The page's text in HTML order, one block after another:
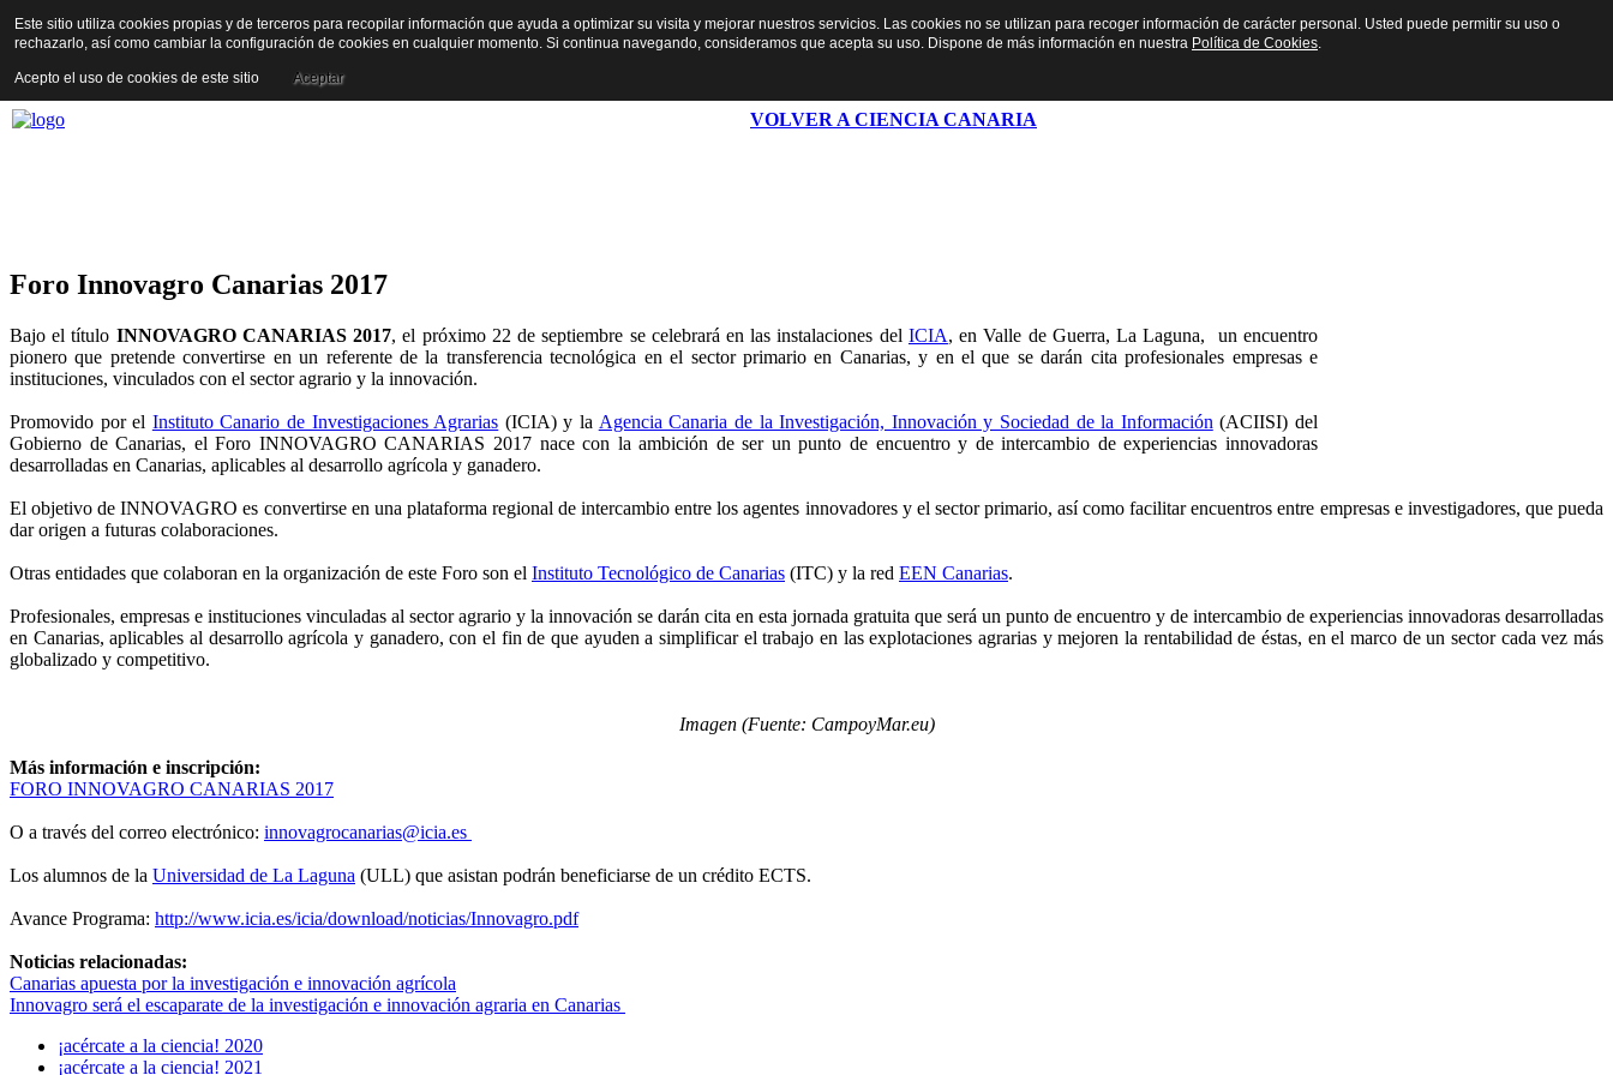
VOLVER A CIENCIA CANARIA
Foro Innovagro Canarias 2017
Bajo el título INNOVAGRO CANARIAS 2017, el próximo 22 de septiembre se celebrará en las instalaciones del ICIA, en Valle de Guerra, La Laguna, un encuentro
pionero que pretende convertirse en un referente de la transferencia tecnológica en el sector primario en Canarias, y en el que se darán cita profesionales empresas e
instituciones, vinculados con el sector agrario y la innovación.
Promovido por el Instituto Canario de Investigaciones Agrarias (ICIA) y la Agencia Canaria de la Investigación, Innovación y Sociedad de la Información (ACIISI) del
Gobierno de Canarias, el Foro INNOVAGRO CANARIAS 2017 nace con la ambición de ser un punto de encuentro y de intercambio de experiencias innovadoras
desarrolladas en Canarias, aplicables al desarrollo agrícola y ganadero.
El objetivo de INNOVAGRO es convertirse en una plataforma regional de intercambio entre los agentes innovadores y el sector primario, así como facilitar encuentros entre empresas e investigadores, que pueda
dar origen a futuras colaboraciones.
Otras entidades que colaboran en la organización de este Foro son el Instituto Tecnológico de Canarias (ITC) y la red EEN Canarias.
Profesionales, empresas e instituciones vinculadas al sector agrario y la innovación se darán cita en esta jornada gratuita que será un punto de encuentro y de intercambio de experiencias innovadoras desarrolladas
en Canarias, aplicables al desarrollo agrícola y ganadero, con el fin de que ayuden a simplificar el trabajo en las explotaciones agrarias y mejoren la rentabilidad de éstas, en el marco de un sector cada vez más
globalizado y competitivo.
Imagen (Fuente: CampoyMar.eu)
Más información e inscripción:
FORO INNOVAGRO CANARIAS 2017
O a través del correo electrónico: innovagrocanarias@icia.es
Los alumnos de la Universidad de La Laguna (ULL) que asistan podrán beneficiarse de un crédito ECTS.
Avance Programa: http://www.icia.es/icia/download/noticias/Innovagro.pdf
Noticias relacionadas:
Canarias apuesta por la investigación e innovación agrícola
Innovagro será el escaparate de la investigación e innovación agraria en Canarias
¡acércate a la ciencia! 2020
¡acércate a la ciencia! 2021
Este sitio utiliza cookies propias y de terceros para recopilar información que ayuda a optimizar su visita y mejorar nuestros servicios. Las cookies no se utilizan para recoger información de carácter personal. Usted puede permitir su uso o
rechazarlo, así como cambiar la configuración de cookies en cualquier momento. Si continua navegando, consideramos que acepta su uso. Dispone de más información en nuestra Política de Cookies.
Acepto el uso de cookies de este sitio Aceptar